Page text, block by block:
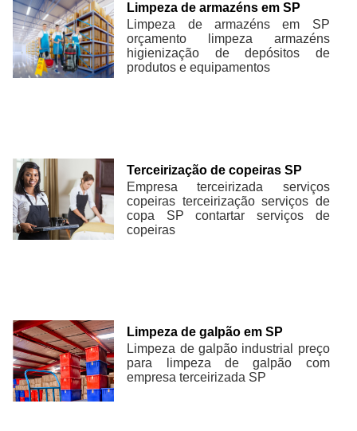
Limpeza de armazéns em SP
Limpeza de armazéns em SP
orçamento limpeza armazéns
higienização de depósitos de
produtos e equipamentos
Terceirização de copeiras SP
Empresa terceirizada serviços
copeiras terceirização serviços de
copa SP contartar serviços de
copeiras
Limpeza de galpão em SP
Limpeza de galpão industrial preço
para limpeza de galpão com
empresa terceirizada SP